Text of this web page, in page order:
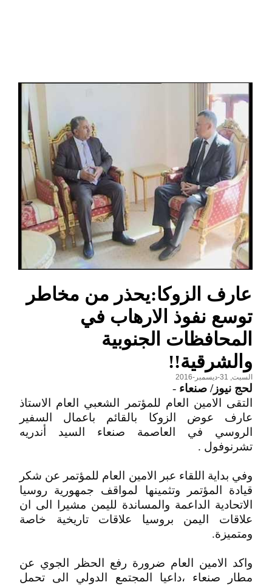
عارف الزوكا:يحذر من مخاطر
توسع نفوذ الارهاب في
المحافظات الجنوبية
والشرقية!!
السبت, 31-ديسمبر-2016
لحج نيوز/ صنعاء -
التقى الامين العام للمؤتمر الشعبي العام الاستاذ
عارف عوض الزوكا بالقائم باعمال السفير
الروسي في العاصمة صنعاء السيد أندريه
تشرنوفول .
وفي بداية اللقاء عبر الامين العام للمؤتمر عن شكر
قيادة المؤتمر وتثمينها لمواقف جمهورية روسيا
الاتحادية الداعمة والمساندة لليمن مشيرا الى ان
علاقات اليمن بروسيا علاقات تاريخية خاصة
ومتميزة.
واكد الامين العام ضرورة رفع الحظر الجوي عن
مطار صنعاء ،داعيا المجتمع الدولي الى تحمل